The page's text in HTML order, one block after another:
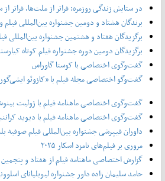
در ستایش زندگی روزمره: فراتر از ملت‌ها، فراتر
برندگان هشتاد و دومین جشنواره بین‌المللی فیلم
برگزیدگان هفتاد و هشتمین جشنواره بین‌المللی
برگزیدگان دومین دوره جشنواره فیلم کوتاه
گفت‌وگوی اختصاصی با کوستا گاوراس
گفت‌وگو اختصاصی مجله فیلم با «کازوئو
گفت‌وگوی اختصاصی ماهنامه فیلم با ژولیت
گفت‌وگوی اختصاصی ماهنامه فیلم با دیوید
داوران فیپرشی جشنواره بین‌المللی فیلم صوفیه
مروری بر فیلم‌های نامزد اسکار ۲۰۲۵
گزارش اختصاصی ماهنامه فیلم از هفتاد و پنجمین
حامد سلیمان زاده داور جشنواره لیوبلیانای